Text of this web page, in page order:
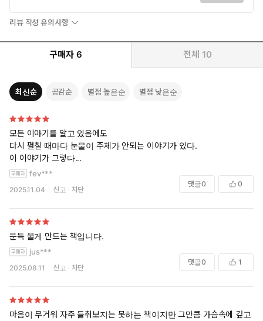
리뷰 작성 유의사항
구매자 6 전체 10
최신순 공감순 별점 높은순 별점 낮은순
모든 이야기를 알고 있음에도
다시 펼칠 때마다 눈물이 주체가 안되는 이야기가 있다.
이 이야기가 그렇다...
fev***
2025.11.04 신고 차단
댓글0 0
문득 울게 만드는 책입니다.
jus***
2025.08.11 신고 차단
댓글0 1
마음이 무거워 자주 들춰보지는 못하는 책이지만 그만큼 가슴속에 깊고